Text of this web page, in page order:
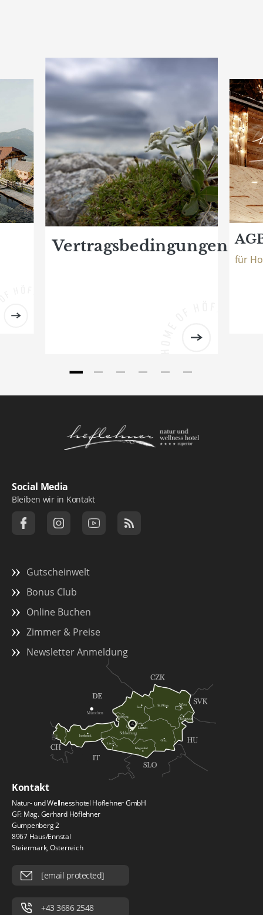
Vertragsbedingungen
für
Logo Natur- und Wellnesshotel Höflehner
Social Media
Bleiben wir in Kontakt
Gutscheinwelt
Bonus Club
Online Buchen
Zimmer & Preise
Newsletter Anmeldung
Kontakt
Natur- und Wellnesshotel Höflehner GmbH
GF: Mag. Gerhard Höflehner
Gumpenberg 2
8967 Haus/Ennstal
Steiermark, Österreich
[email protected]
+43 3686 2548